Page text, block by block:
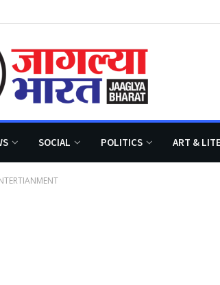
SOCIAL POLITICS ART &